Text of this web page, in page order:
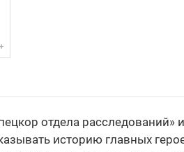
отдела расследований»
историю главных